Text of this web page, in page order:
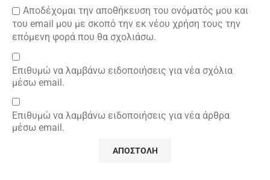
Αποδέχομαι την αποθήκευση του ονόματός μου και
του email μου με σκοπό την εκ νέου χρήση τους την
επόμενη φορά που θα σχολιάσω.
Επιθυμώ να λαμβάνω ειδοποιήσεις για νέα σχόλια
μέσω email.
Επιθυμώ να λαμβάνω ειδοποιήσεις για νέα άρθρα
μέσω email.